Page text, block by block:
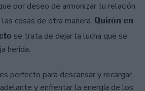
por deseo de armonizar tu relación
cosas de otra manera. Quirón en
se trata de dejar la lucha que se
herida.
es perfecto para descansar y recargar
y enfrentar la energía de los